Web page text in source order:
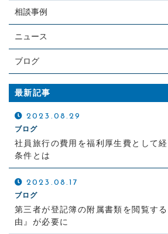
相談事例
ニュース
ブログ
最新記事
2023.08.29
ブログ
社員旅行の費用を福利厚生費として
条件とは
2023.08.17
ブログ
第三者が登記簿の附属書類を閲覧す
由』が必要に